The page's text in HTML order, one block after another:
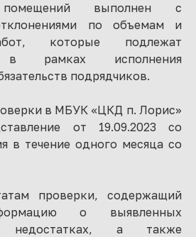
помещений выполнен с
по объемам и
которые подлежат
в рамках исполнения
подрядчиков.
в МБУК «ЦКД п. Лорис»
от 19.09.2023 со
в течение одного месяца со
проверки, содержащий
о выявленных
недостатках, а также